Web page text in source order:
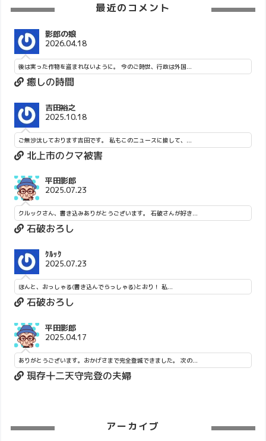
最近のコメント
影郎の娘
2026.04.18
後は実った作物を盗まれないように。 今のご時世、行政は外国...
癒しの時間
吉田裕之
2025.10.18
ご無沙汰しております吉田です。 私もこのニュースに接して、...
北上市のクマ被害
平田影郎
2025.07.23
クルックさん、書き込みありがとうございます。 石破さんが好き...
石破おろし
ｸﾙｯｸ
2025.07.23
ほんと、おっしゃる(書き込んでらっしゃる)とおり！ 私...
石破おろし
平田影郎
2025.04.17
ありがとうございます。おかげさまで完全登城できました。 次の...
現存十二天守完登の夫婦
アーカイブ